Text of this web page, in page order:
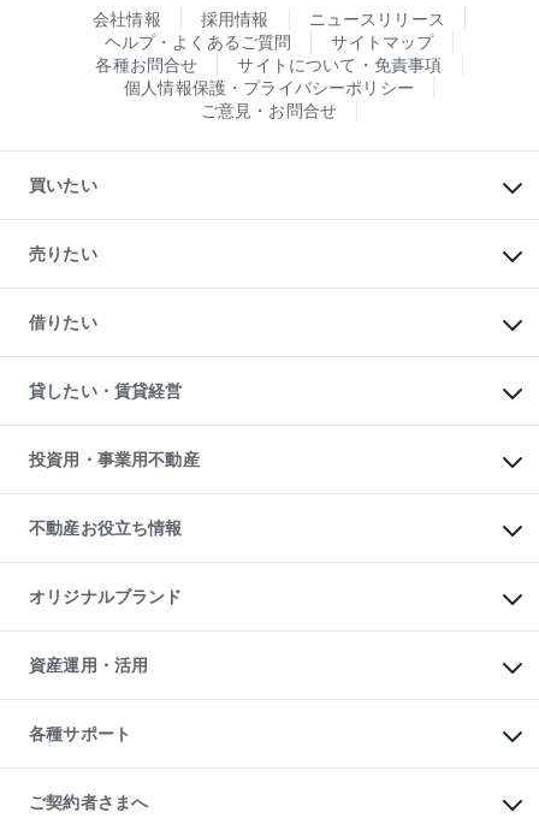
会社情報 採用情報
ニュースリリース
ヘルプ・よくあるご質問
サイトマップ
各種お問合せ
サイトについて・免責事項
個人情報保護・プライバシーポリシー
ご意見・お問合せ
買いたい
新築・分譲マンションの購入
中古マンションの購入
一戸建ての購入
中古一戸建ての購入
不動産購入の流れ
注目キーワード物件特集
購入ガイド
English 繁体中文簡体中文
売りたい
一戸建ての売却・査定
土地の売却・査定
スピードAI査定
不動産査定について
不動産売却の流れ
不動産買換えの流れ
売却ガイド
借りたい
オフィス・店舗の賃貸
借りるときの流れ
借りるガイド
貸したい・賃貸経営
マンション賃料データ
賃貸管理プラン
リロケーションについて
貸すガイド
投資用・事業用不動産
事業用不動産
マンション投資
投資用マンション
アパート経営
収益物件
ビル購入（ビル一棟）
投資用不動産の売却査定
事業用不動産の売却査定
不動産お役立ち情報
マンションライブラリー
人気マンションランキング
暮らしに役立つ不動産メディア
不動産相場・不動産価格情報
不動産コラム・ニュース
不動産用語集
不動産なんでもネット相談室
住まいの税金
オリジナルブランド
一棟リノベーションマンション
L`GENTE（ルジェンテ）
区分リノベーションマンション
投資用一棟レジデンスWELL
不動産小口投資
LEGACIA（レガシア）
資産運用・活用
不動産M&A
アセットマネジメント・出資
各種サポート
相続サポート
リフォームサポート
ご契約者さまへ